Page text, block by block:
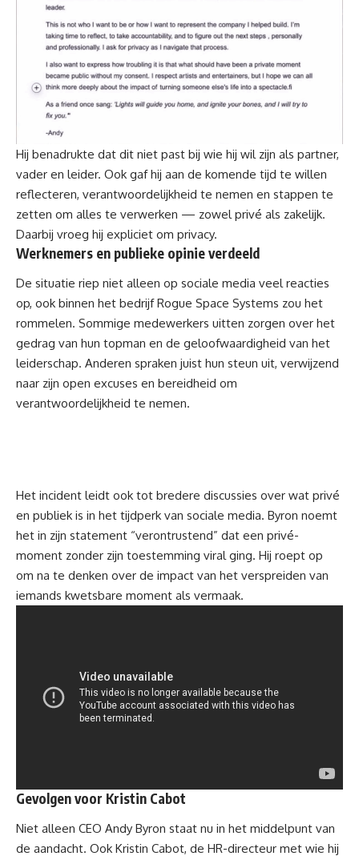
Hij benadrukte dat dit niet past bij wie hij wil zijn als partner,
vader en leider. Ook gaf hij aan de komende tijd te willen
reflecteren, verantwoordelijkheid te nemen en stappen te
zetten om alles te verwerken — zowel privé als zakelijk.
Daarbij vroeg hij expliciet om privacy.
Werknemers en publieke opinie verdeeld
De situatie riep niet alleen op sociale media veel reacties
op, ook binnen het bedrijf Rogue Space Systems zou het
rommelen. Sommige medewerkers uitten zorgen over het
gedrag van hun topman en de geloofwaardigheid van het
leiderschap. Anderen spraken juist hun steun uit, verwijzend
naar zijn open excuses en bereidheid om
verantwoordelijkheid te nemen.
Het incident leidt ook tot bredere discussies over wat privé
en publiek is in het tijdperk van sociale media. Byron noemt
het in zijn statement “verontrustend” dat een privé-
moment zonder zijn toestemming viral ging. Hij roept op
om na te denken over de impact van het verspreiden van
iemands kwetsbare moment als vermaak.
Gevolgen voor Kristin Cabot
Niet alleen CEO Andy Byron staat nu in het middelpunt van
de aandacht. Ook Kristin Cabot, de HR-directeur met wie hij